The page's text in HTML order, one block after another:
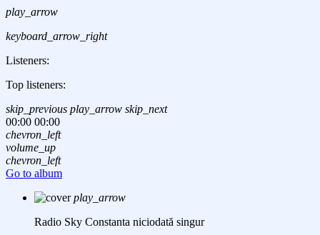
play_arrow
keyboard_arrow_right
Listeners:
Top listeners:
skip_previous play_arrow skip_next
00:00 00:00
chevron_left
volume_up
chevron_left
Go to album
play_arrow
Radio Sky Constanta niciodată singur